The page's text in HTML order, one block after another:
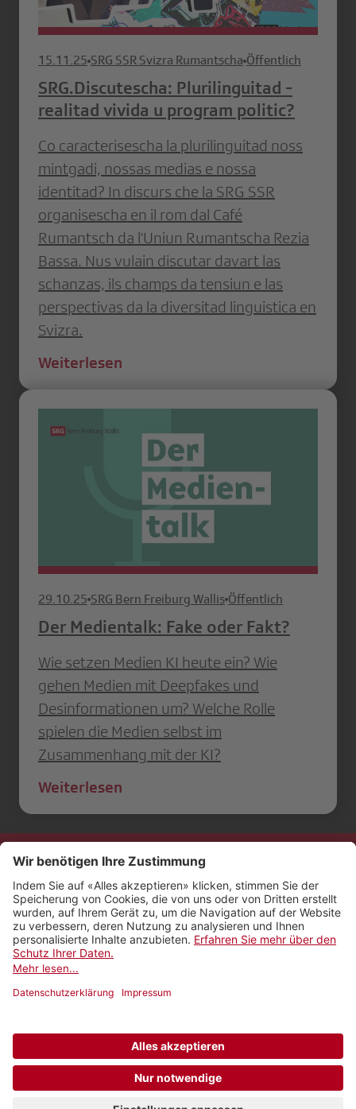
15.11.25 SRG SSR Svizra Rumantscha Öffentlich
SRG.Discutescha: Plurilinguitad -
realitad vivida u program politic?
Co caracterisescha la plurilinguitad noss
mintgadi, nossas medias e nossa
identitad? In discurs che la SRG SSR
organisescha en il rom dal Café
Rumantsch da l'Uniun Rumantscha Rezia
Bassa. Nus vulain discutar davart las
schanzas, ils champs da tensiun e las
perspectivas da la diversitad linguistica en
Svizra.
Weiterlesen
29.10.25 SRG Bern Freiburg Wallis Öffentlich
Der Medientalk: Fake oder Fakt?
Wie setzen Medien KI heute ein? Wie
gehen Medien mit Deepfakes und
Desinformationen um? Welche Rolle
spielen die Medien selbst im
Zusammenhang mit der KI?
Weiterlesen
Kontakt
Impressum
Rechtliches
Netiquette
Newsletter abonnieren